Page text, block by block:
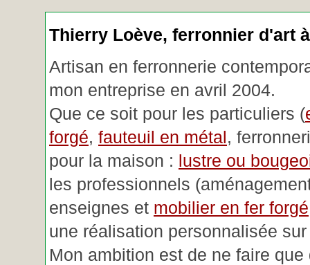
Thierry Loève, ferronnier d'art
Artisan en ferronnerie
mon entreprise en avril 2004.
Que ce soit pour les particuliers (
forgé, fauteuil en métal,
pour la maison : lustre ou
les professionnels
enseignes et mobilier en fer forgé
une réalisation personnalisée
Mon ambition est de ne faire que